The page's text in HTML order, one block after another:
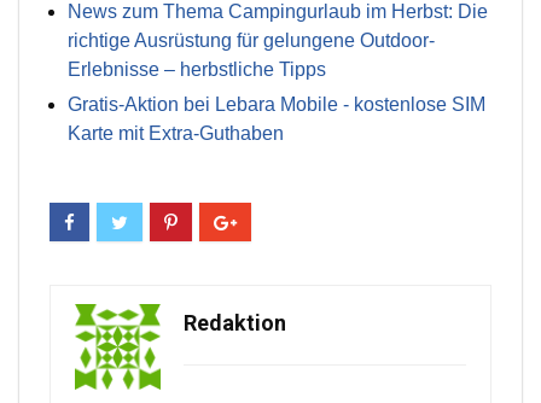
News zum Thema Campingurlaub im Herbst: Die
richtige Ausrüstung für gelungene Outdoor-
Erlebnisse – herbstliche Tipps
Gratis-Aktion bei Lebara Mobile - kostenlose SIM
Karte mit Extra-Guthaben
Redaktion